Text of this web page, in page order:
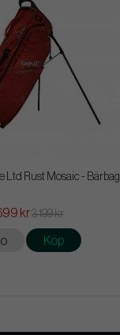
Ltd Rust Mosaic - Bärbag
kr3 199 kr
Köp